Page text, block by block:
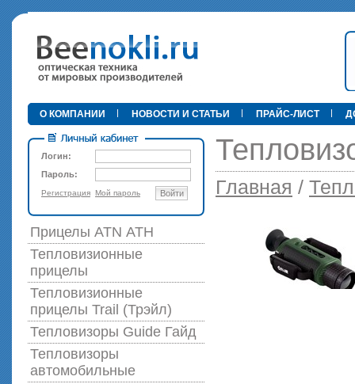
•
89 000
О КОМПАНИИ НОВОСТИ И СТАТЬИ ПРАЙС-ЛИСТ
Логин:
Пароль:
Регистрация Мой пароль Войти
Прицелы ATN АТН
Тепловизионные
прицелы
Тепловизионные
прицелы Trail (Трэйл)
Тепловизоры Guide Гайд
Тепловизоры
автомобильные
Главная /